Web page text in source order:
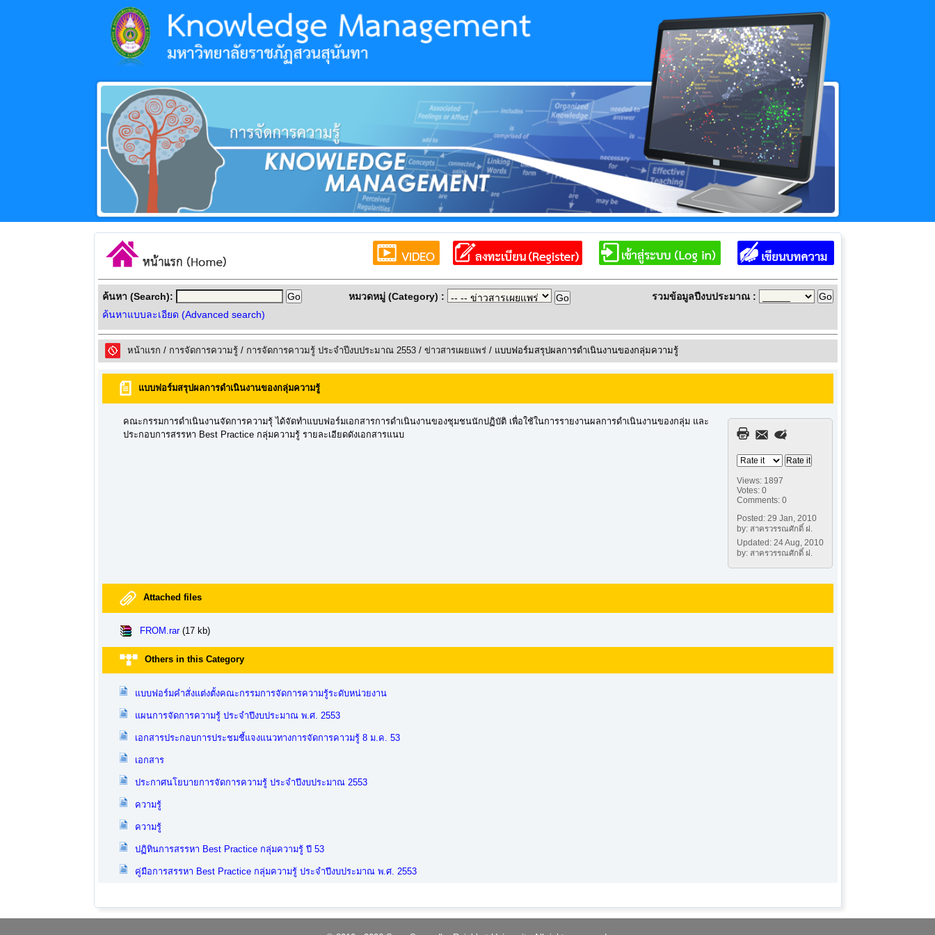
ค้นหา (Search):
ค้นหาแบบละเอียด (Advanced search)
หมวดหมู่ (Category) : รวมข้อมูลปีงบประมาณ :
หน้าแรก / การจัดการความรู้/ การจัดการคาวมรู้ ประจำปีงบประมาณ 2553/ ข่าวสารเผยแพร่/ แบบฟอร์มสรุปผลการดำเนินงานของกลุ่มความรู้
แบบฟอร์มสรุปผลการดำเนินงานของกลุ่มความรู้
Views: 1897
Votes: 0
Comments: 0
Posted: 29 Jan, 2010
by: สาครวรรณศักดิ์ ฝ.
Updated: 24 Aug, 2010
by: สาครวรรณศักดิ์ ฝ.
คณะกรรมการดำเนินงานจัดการความรุ้ ได้จัดทำแบบฟอร์มเอกสารการดำเนินงานของชุมชนนักปฏิบัติ เพื่อใช้ในการรายงานผลการดำเนินงานของกลุ่ม และ
ประกอบการสรรหา Best Practice กลุ่มความรู้ รายละเอียดดังเอกสารแนบ
Attached files
FROM.rar(17 kb)
Others in this Category
แบบฟอร์มคำสั่งแต่งตั้งคณะกรรมการจัดการความรู้ระดับหน่วยงาน
แผนการจัดการความรู้ ประจำปีงบประมาณ พ.ศ. 2553
เอกสารประกอบการประชมชี้แจงแนวทางการจัดการคาวมรู้ 8 ม.ค. 53
เอกสาร
ประกาศนโยบายการจัดการความรู้ ประจำปีงบประมาณ 2553
ความรู้
ความรู้
ปฏิทินการสรรหา Best Practice กลุ่มความรู้ ปี 53
คู่มือการสรรหา Best Practice กลุ่มความรู้ ประจำปีงบประมาณ พ.ศ. 2553